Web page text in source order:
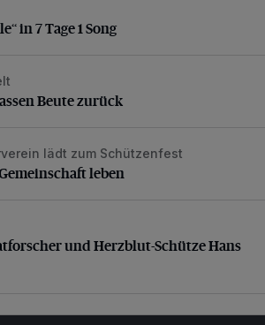
in 7 Tage 1 Song
in 7 Tage 1 Song
Beute zurück
Beute zurück
leben
lädt zum Schützenfest
leben
und Herzblut-Schütze Hans
und Herzblut-Schütze Hans